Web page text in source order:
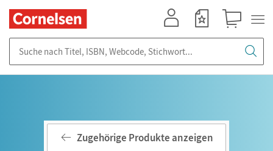
Zugehörige Produkte anzeigen